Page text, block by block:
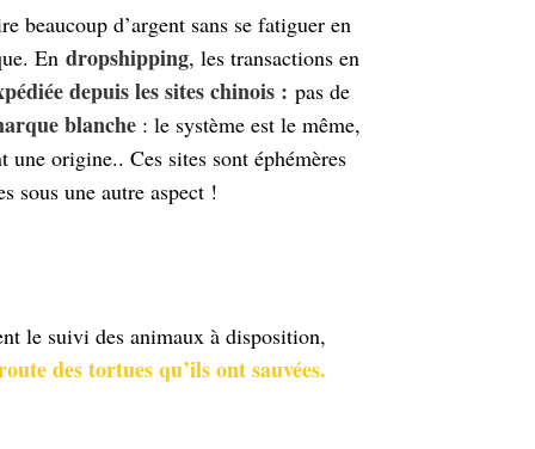
beaucoup d’argent sans se fatiguer en
En dropshipping, les transactions en
depuis les sites chinois : pas de
blanche : le système est le même,
origine.. Ces sites sont éphémères
sous une autre aspect !
le suivi des animaux à disposition,
des tortues qu’ils ont sauvées.